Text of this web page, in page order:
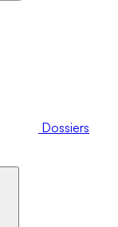
Dossiers